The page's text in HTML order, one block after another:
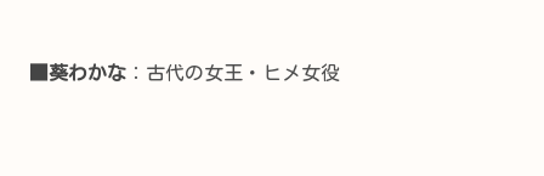
■葵わかな ：古代の女王・ヒメ女役